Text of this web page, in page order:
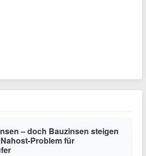
– doch Bauzinsen steigen
Problem für